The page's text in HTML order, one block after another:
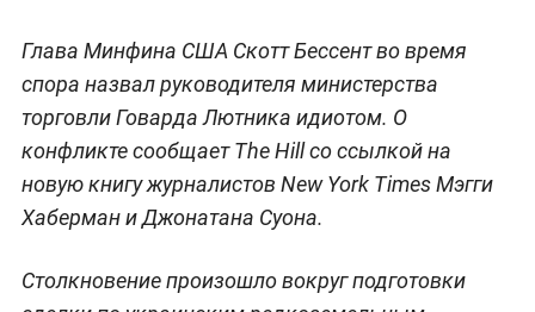
Глава Минфина США Скотт Бессент во время
спора назвал руководителя министерства
торговли Говарда Лютника идиотом. О
конфликте сообщает The Hill со ссылкой на
новую книгу журналистов New York Times Мэгги
Хаберман и Джонатана Суона.
Столкновение произошло вокруг подготовки